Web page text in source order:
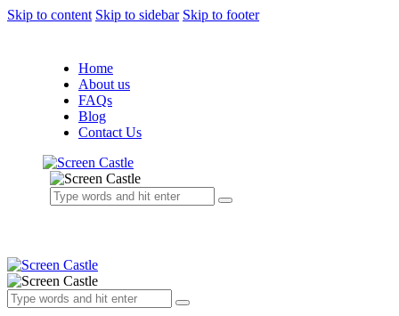
Skip to content Skip to sidebar Skip to footer
Home
About us
FAQs
Blog
Contact Us